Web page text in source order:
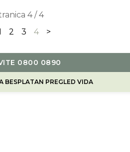
4 / 4
2 3 4 >
0800 0890
BESPLATAN PREGLED VIDA